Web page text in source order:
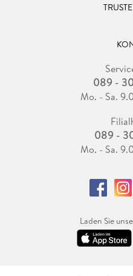
Hintergrund einer Person
Unscharfe Kanten freistellen .
Text hinter Landschaft
Komplexe Objekte umfärben .
6. Freistellen . . . 196
Eine Box mit Pfad freistellen .
Schattenwurf simulieren . . .
089 -
Mo. - Sa.
089 -
Mo. - Sa.
Laden Sie